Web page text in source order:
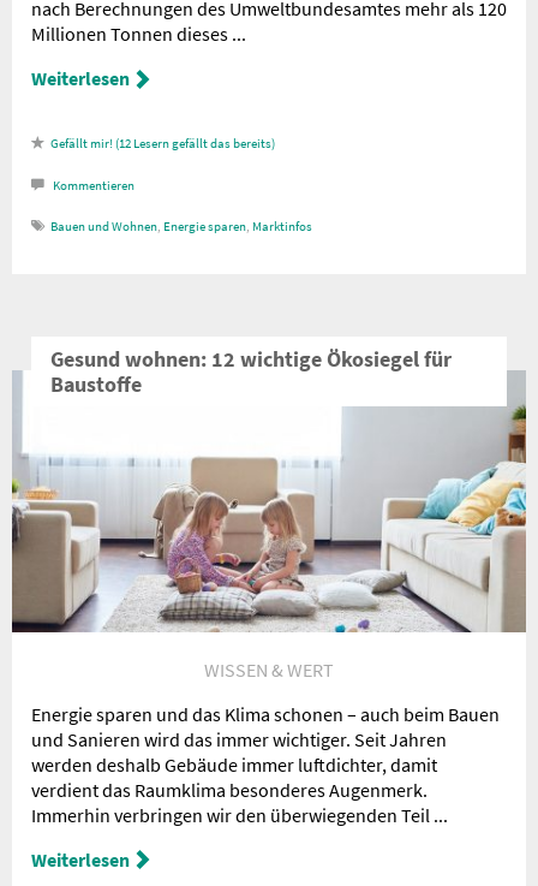
nach Berechnungen des Umweltbundesamtes mehr als 120
Millionen Tonnen dieses ...
Weiterlesen
12 Lesern gefällt das
Kommentieren
Bauen und Wohnen, Energie sparen, Marktinfos
Gesund wohnen: 12 wichtige Ökosiegel für
Baustoffe
WISSEN & WERT
Energie sparen und das Klima schonen – auch beim Bauen
und Sanieren wird das immer wichtiger. Seit Jahren
werden deshalb Gebäude immer luftdichter, damit
verdient das Raumklima besonderes Augenmerk.
Immerhin verbringen wir den überwiegenden Teil ...
Weiterlesen